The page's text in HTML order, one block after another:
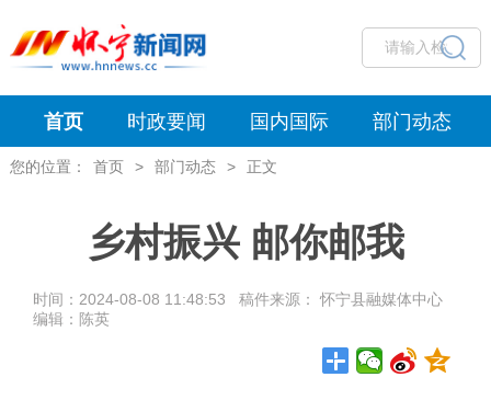
首页 时政要闻 国内国际 部门动态
您的位置： 首页 > 部门动态 > 正文
乡村振兴 邮你邮我
时间：2024-08-08 11:48:53 稿件来源： 怀宁县融媒体中心
编辑：陈英